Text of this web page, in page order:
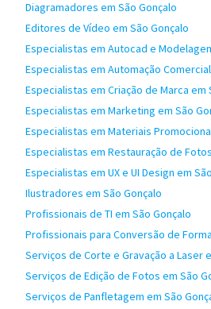
Diagramadores em São Gonçalo
Editores de Vídeo em São Gonçalo
Especialistas em Autocad e
Especialistas em Automação
Especialistas em Criação de Marca em
Especialistas em Marketing em São
Especialistas em Materiais
Especialistas em Restauração de
Especialistas em UX e UI Design em
Ilustradores em São Gonçalo
Profissionais de TI em São Gonçalo
Profissionais para Conversão de
Serviços de Corte e Gravação a Laser
Serviços de Edição de Fotos em São
Serviços de Panfletagem em São